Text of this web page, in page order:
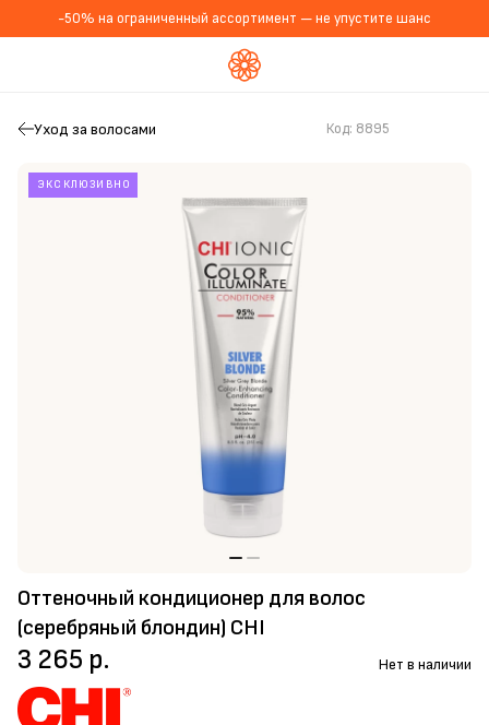
-50% на ограниченный ассортимент — не упустите шанс
Уход за волосами
ЭКСКЛЮЗИВНО
Оттеночный кондиционер для волос
(серебряный блондин) CHI
Код: 8895
3 265 р. Нет в наличии